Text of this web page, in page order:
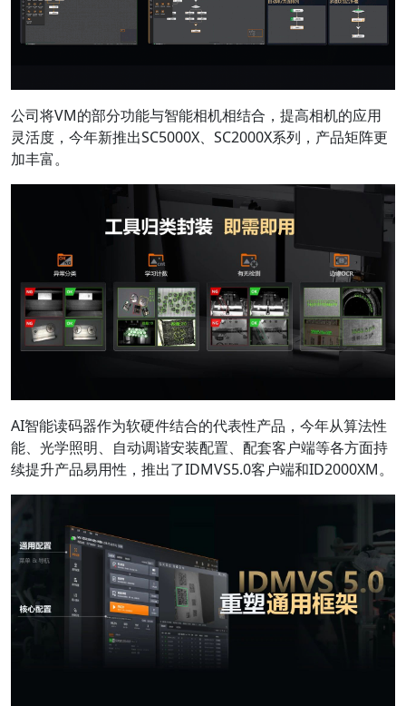
公司将VM的部分功能与智能相机相结合，提高相机的应用
灵活度，今年新推出SC5000X、SC2000X系列，产品矩阵更
加丰富。
AI智能读码器作为软硬件结合的代表性产品，今年从算法性
能、光学照明、自动调谐安装配置、配套客户端等各方面持
续提升产品易用性，推出了IDMVS5.0客户端和ID2000XM。